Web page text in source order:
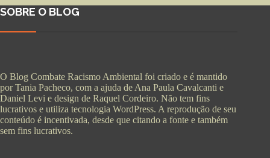
SOBRE O BLOG
O Blog Combate Racismo Ambiental foi criado e é mantido
por Tania Pacheco, com a ajuda de Ana Paula Cavalcanti e
Daniel Levi e design de Raquel Cordeiro. Não tem fins
lucrativos e utiliza tecnologia WordPress. A reprodução de seu
conteúdo é incentivada, desde que citando a fonte e também
sem fins lucrativos.